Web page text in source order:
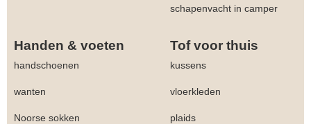
schapenvacht in camper
Handen & voeten Tof voor thuis
handschoenen kussens
wanten vloerkleden
Noorse sokken plaids